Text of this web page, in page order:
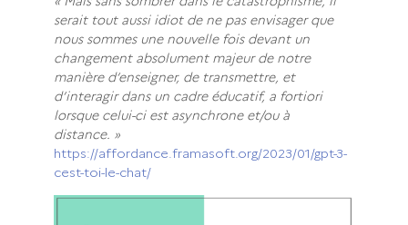
serait tout aussi idiot de ne pas envisager que
nous sommes une nouvelle fois devant un
changement absolument majeur de notre
manière d’enseigner, de transmettre, et
d’interagir dans un cadre éducatif, a fortiori
lorsque celui-ci est asynchrone et/ou à
distance. »
https://affordance.framasoft.org/2023/01/gpt-3-
cest-toi-le-chat/